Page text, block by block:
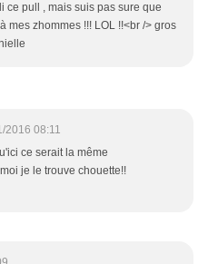
ce pull , mais suis pas sure que
mes zhommes !!! LOL !!<br /> gros
2016 08:11
ce serait la même
je le trouve chouette!!